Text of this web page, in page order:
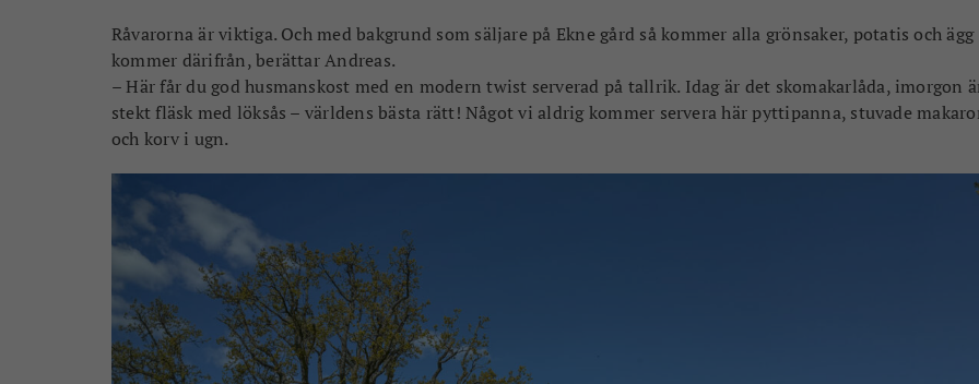
Råvarorna är viktiga. Och med bakgrund som säljare på Ekne gård så kommer alla grönsaker, potatis och ägg
kommer därifrån, berättar Andreas.
– Här får du god husmanskost med en modern twist serverad på tallrik. Idag är det skomakarlåda, imorgon
stekt fläsk med löksås – världens bästa rätt! Något vi aldrig kommer servera här pyttipanna, stuvade
och korv i ugn.